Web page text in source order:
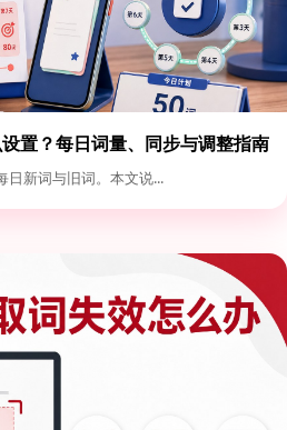
置？每日词量、同步与调整指南
日新词与旧词。本文说...